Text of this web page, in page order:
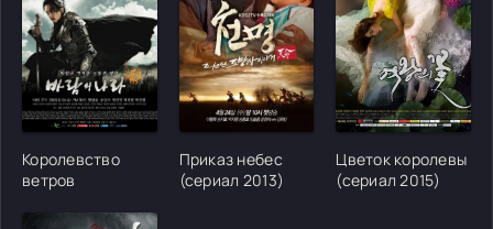
[/xfgiven_cvh_poster_urlcvh_poster_url]
Королевство
ветров
[/xfgiven_cvh_poster_urlcvh_poster_url]
Приказ небес
(сериал 2013)
[/
Цветок королевы
(сериал 2015)